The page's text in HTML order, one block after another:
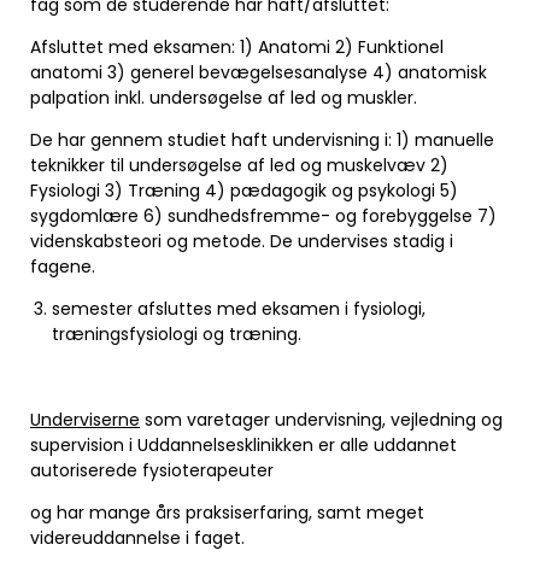
fag som de studerende har haft/afsluttet:
Afsluttet med eksamen: 1) Anatomi 2) Funktionel
anatomi 3) generel bevægelsesanalyse 4) anatomisk
palpation inkl. undersøgelse af led og muskler.
De har gennem studiet haft undervisning i: 1) manuelle
teknikker til undersøgelse af led og muskelvæv 2)
Fysiologi 3) Træning 4) pædagogik og psykologi 5)
sygdomlære 6) sundhedsfremme- og forebyggelse 7)
videnskabsteori og metode. De undervises stadig i
fagene.
semester afsluttes med eksamen i fysiologi,
træningsfysiologi og træning.
Underviserne som varetager undervisning, vejledning og
supervision i Uddannelsesklinikken er alle uddannet
autoriserede fysioterapeuter
og har mange års praksiserfaring, samt meget
videreuddannelse i faget.